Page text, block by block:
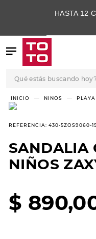
HASTA 12
NIÑOS PLAYA
REFERENCIA: 430-5ZOS9060-
SANDALIA
NIÑOS
$ 890,